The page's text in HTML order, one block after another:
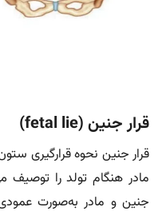
قرار جنین (fetal lie)
قرار جنین نحوه قرارگیری
مادر هنگام تولد را توصیف
جنین و مادر به‌صورت عمودی